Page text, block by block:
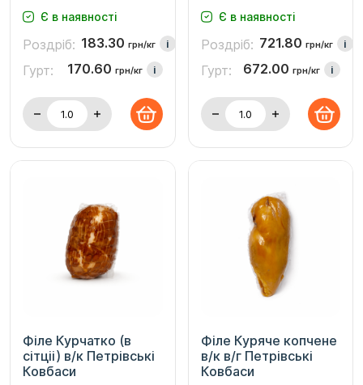
Є в наявності
Роздріб: 183.30 грн/кг i
Гурт: 170.60 грн/кг i
Є в наявності
Роздріб: 721.80 грн/кг i
Гурт: 672.00 грн/кг i
Філе Курчатко (в
сітціі) в/к Петрівські
Ковбаси
Філе Куряче копчене
в/к в/г Петрівські
Ковбаси